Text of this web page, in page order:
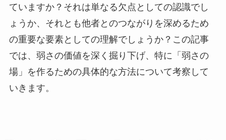
ていますか？それは単なる欠点としての認識でし
ょうか、それとも他者とのつながりを深めるため
の重要な要素としての理解でしょうか？この記事
では、弱さの価値を深く掘り下げ、特に「弱さの
場」を作るための具体的な方法について考察して
いきます。